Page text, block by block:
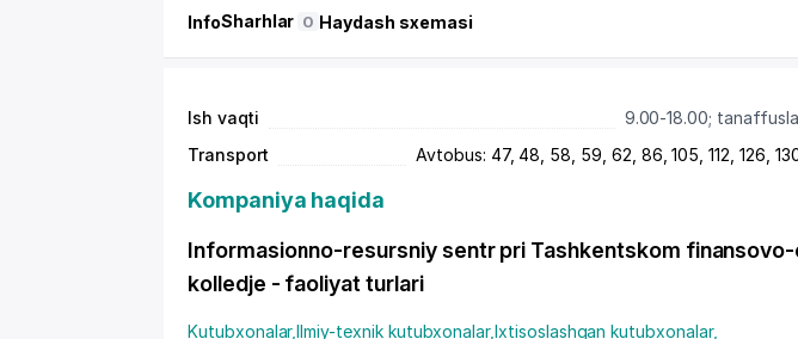
InfoSharhlar 0 Haydash sxemasi
Ish vaqti
9.00-18.00;
Transport
Avtobus: 47, 48, 58, 59, 62, 86, 105, 112, 126,
Kompaniya haqida
Informasionno-resursniy sentr pri Tashkentskom
kolledje - faoliyat turlari
Kutubxonalar,Ilmiy-texnik kutubxonalar,Ixtisoslashgan kutubxonalar,